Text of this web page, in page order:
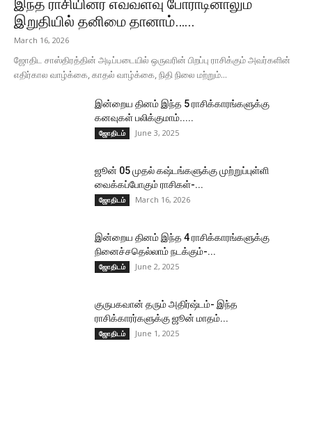
இந்த ராசியினர் எவ்வளவு போராடினாலும்
இறுதியில் தனிமை தானாம்…...
March 16, 2026
ஜோதிட சாஸ்திரத்தின் அடிப்படையில் ஒருவரின் பிறப்பு ராசிக்கும் அவர்களின்
எதிர்கால வாழ்க்கை, காதல் வாழ்க்கை, நிதி நிலை மற்றும்...
இன்றைய தினம் இந்த 5 ராசிக்காரங்களுக்கு
கனவுகள் பலிக்குமாம்.....
ஜோதிடம் June 3, 2025
ஜூன் 05 முதல் கஷ்டங்களுக்கு முற்றுப்புள்ளி
வைக்கப்போகும் ராசிகள்-...
ஜோதிடம் March 16, 2026
இன்றைய தினம் இந்த 4 ராசிக்காரங்களுக்கு
நினைச்சதெல்லாம் நடக்கும்-...
ஜோதிடம் June 2, 2025
குருபகவான் தரும் அதிர்ஷ்டம்- இந்த
ராசிக்காரர்களுக்கு ஜூன் மாதம்...
ஜோதிடம் June 1, 2025